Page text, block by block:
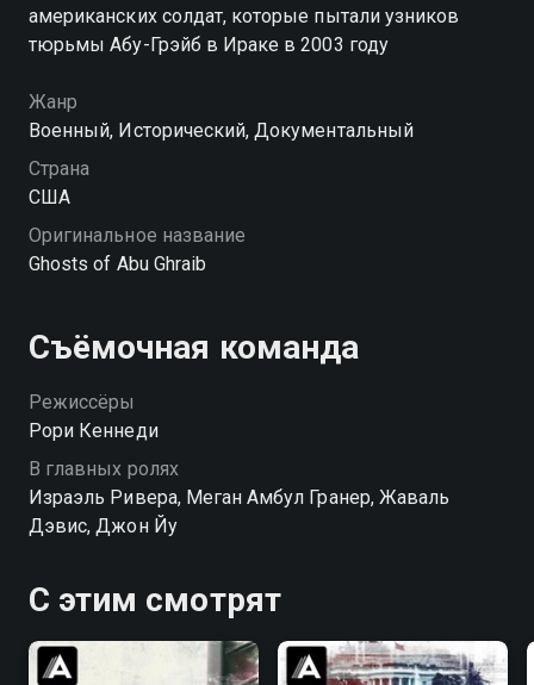
американских солдат, которые пытали узников
тюрьмы Абу-Грэйб в Ираке в 2003 году
Жанр
Военный, Исторический, Документальный
Страна
США
Оригинальное название
Ghosts of Abu Ghraib
Съёмочная команда
Режиссёры
Рори Кеннеди
В главных ролях
Израэль Ривера, Меган Амбул Гранер, Жаваль
Дэвис, Джон Йу
С этим смотрят